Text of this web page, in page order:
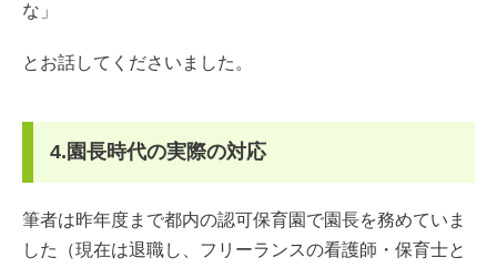
な」
とお話してくださいました。
4.園長時代の実際の対応
筆者は昨年度まで都内の認可保育園で園長を務めていま
した（現在は退職し、フリーランスの看護師・保育士と